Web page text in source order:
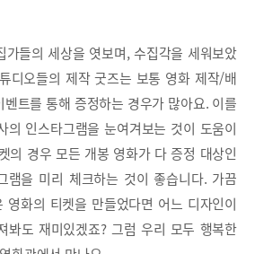
가들의 세상을 엿보며, 수집각을 세워보았
디오들의 제작 굿즈는 보통 영화 제작/배
트를 통해 증정하는 경우가 많아요. 이를
의 인스타그램을 눈여겨보는 것이 도움이
의 경우 모든 개봉 영화가 다 증정 대상인
램을 미리 체크하는 것이 좋습니다. 가끔
영화의 티켓을 만들었다면 어느 디자인이
봐도 재미있겠죠? 그럼 우리 모두 행복한